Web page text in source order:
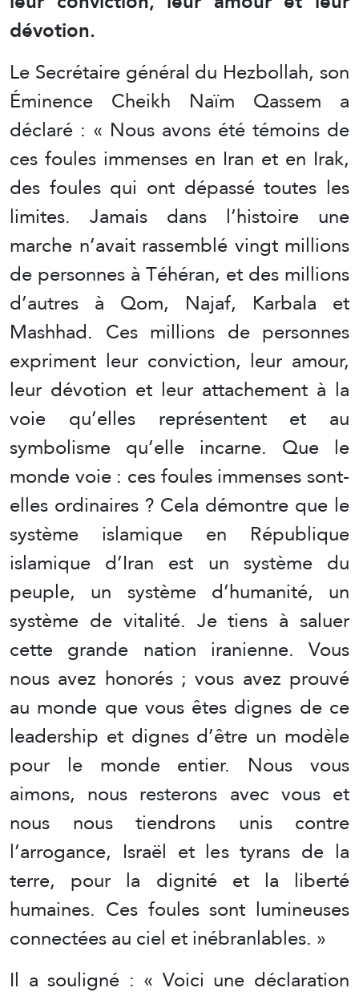
dévotion.
Le Secrétaire général du Hezbollah, son
Éminence Cheikh Naïm Qassem a
déclaré : « Nous avons été témoins de
ces foules immenses en Iran et en Irak,
des foules qui ont dépassé toutes les
limites. Jamais dans l’histoire une
marche n’avait rassemblé vingt millions
de personnes à Téhéran, et des millions
d’autres à Qom, Najaf, Karbala et
Mashhad. Ces millions de personnes
expriment leur conviction, leur amour,
leur dévotion et leur attachement à la
voie qu’elles représentent et au
symbolisme qu’elle incarne. Que le
monde voie : ces foules immenses sont-
elles ordinaires ? Cela démontre que le
système islamique en République
islamique d’Iran est un système du
peuple, un système d’humanité, un
système de vitalité. Je tiens à saluer
cette grande nation iranienne. Vous
nous avez honorés ; vous avez prouvé
au monde que vous êtes dignes de ce
leadership et dignes d’être un modèle
pour le monde entier. Nous vous
aimons, nous resterons avec vous et
nous nous tiendrons unis contre
l’arrogance, Israël et les tyrans de la
terre, pour la dignité et la liberté
humaines. Ces foules sont lumineuses
connectées au ciel et inébranlables. »
Il a souligné : « Voici une déclaration